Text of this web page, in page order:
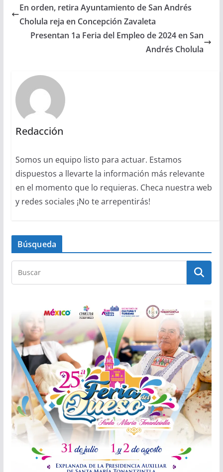
En orden, retira Ayuntamiento de San Andrés
Cholula reja en Concepción Zavaleta
Presentan 1a Feria del Empleo de 2024 en San
Andrés Cholula
Redacción
Somos un equipo listo para actuar. Estamos
dispuestos a llevarte la información más relevante
en el momento que lo requieras. Checa nuestra web
y redes sociales ¡No te arrepentirás!
Búsqueda